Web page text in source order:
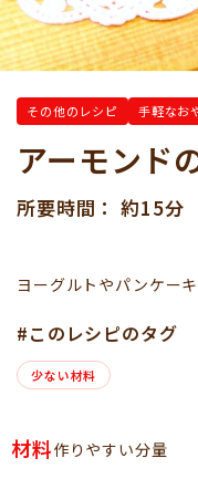
その他のレシピ 手軽なお
アーモンド
所要時間： 約15分
ヨーグルトやパンケー
#このレシピのタグ
少ない材料
材料作りやすい分量